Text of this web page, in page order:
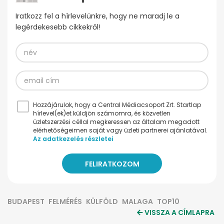
Iratkozz fel a hírlevelünkre, hogy ne maradj le a
legérdekesebb cikkekről!
Hozzájárulok, hogy a Central Médiacsoport Zrt. Startlap
hírlevel(ek)et küldjön számomra, és közvetlen
üzletszerzési céllal megkeressen az általam megadott
elérhetőségeimen saját vagy üzleti partnerei ajánlatával.
Az adatkezelés részletei
BUDAPEST FELMÉRÉS KÜLFÖLD MALAGA TOP10
VISSZA A CÍMLAPRA